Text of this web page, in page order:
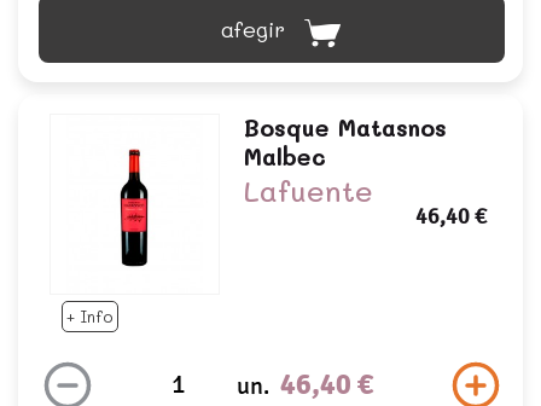
afegir
+ Info
Bosque Matasnos
Malbec
Lafuente
46,40 €
un. 46,40 €